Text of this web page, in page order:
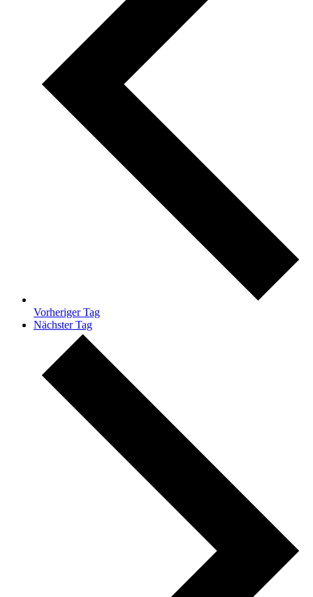
Vorheriger Tag
Nächster Tag